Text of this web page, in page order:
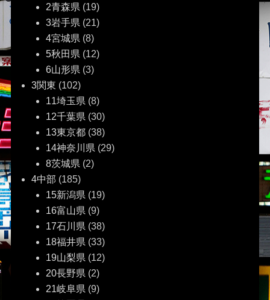
シ
ョ
ン
2青森県 (19)
3岩手県 (21)
4宮城県 (8)
5秋田県 (12)
6山形県 (3)
3関東 (102)
11埼玉県 (8)
12千葉県 (30)
13東京都(38)
14神奈川県 (29)
8茨城県 (2)
4中部 (185)
15新潟県 (19)
16富山県 (9)
17石川県 (38)
18福井県 (33)
19山梨県 (12)
20長野県 (2)
21岐阜県 (9)